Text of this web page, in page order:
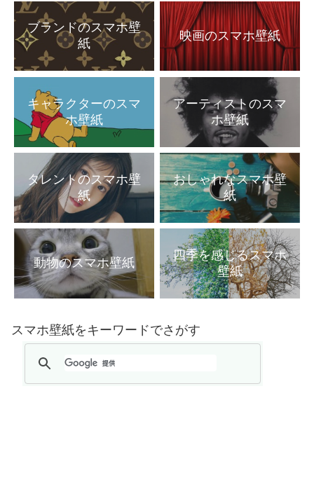
ブランドのスマホ壁
紙
映画のスマホ壁紙
キャラクターのスマ
ホ壁紙
アーティストのスマ
ホ壁紙
タレントのスマホ壁
紙
おしゃれなスマホ壁
紙
動物のスマホ壁紙
四季を感じるスマホ
壁紙
スマホ壁紙をキーワードでさがす